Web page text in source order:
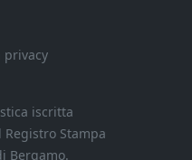
privacy
iscritta
Stampa
Bergamo.